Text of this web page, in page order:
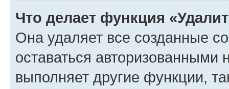
Что делает функция
Она удаляет все созданные
оставаться авторизованными
выполняет другие функции,